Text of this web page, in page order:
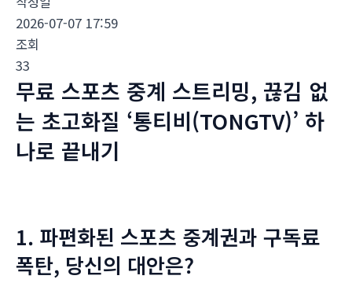
2026-07-07 17:59
조회
33
무료 스포츠 중계 스트리밍, 끊김 없
는 초고화질 ‘통티비(TONGTV)’ 하
나로 끝내기
1. 파편화된 스포츠 중계권과 구독료
폭탄, 당신의 대안은?